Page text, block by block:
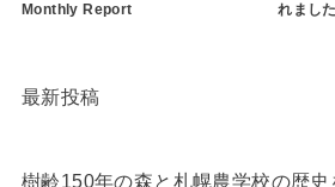
Monthly Report
れました
最新投稿
樹齢150年の森と札幌農学校の歴